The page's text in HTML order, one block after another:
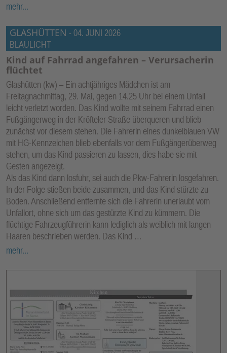
mehr...
GLASHÜTTEN - 04. JUNI 2026
BLAULICHT
Kind auf Fahrrad angefahren – Verursacherin
flüchtet
Glashütten (kw) – Ein achtjähriges Mädchen ist am
Freitagnachmittag, 29. Mai, gegen 14.25 Uhr bei einem Unfall
leicht verletzt worden. Das Kind wollte mit seinem Fahrrad einen
Fußgängerweg in der Kröfteler Straße überqueren und blieb
zunächst vor diesem stehen. Die Fahrerin eines dunkelblauen VW
mit HG-Kennzeichen blieb ebenfalls vor dem Fußgängerüberweg
stehen, um das Kind passieren zu lassen, dies habe sie mit
Gesten angezeigt.
Als das Kind dann losfuhr, sei auch die Pkw-Fahrerin losgefahren.
In der Folge stießen beide zusammen, und das Kind stürzte zu
Boden. Anschließend entfernte sich die Fahrerin unerlaubt vom
Unfallort, ohne sich um das gestürzte Kind zu kümmern. Die
flüchtige Fahrzeugführerin kann lediglich als weiblich mit langen
Haaren beschrieben werden. Das Kind …
mehr...